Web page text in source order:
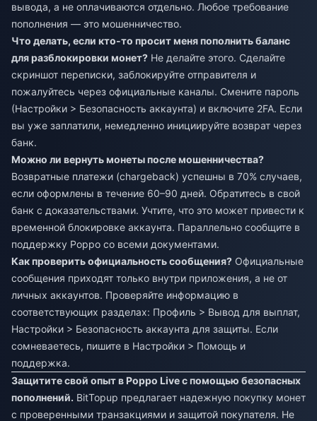
вывода, а не оплачиваются отдельно. Любое требование
пополнения — это мошенничество.
Что делать, если кто-то просит меня пополнить баланс
для разблокировки монет? Не делайте этого. Сделайте
скриншот переписки, заблокируйте отправителя и
пожалуйтесь через официальные каналы. Смените пароль
(Настройки > Безопасность аккаунта) и включите 2FA. Если
вы уже заплатили, немедленно инициируйте возврат через
банк.
Можно ли вернуть монеты после мошенничества?
Возвратные платежи (chargeback) успешны в 70% случаев,
если оформлены в течение 60–90 дней. Обратитесь в свой
банк с доказательствами. Учтите, что это может привести к
временной блокировке аккаунта. Параллельно сообщите в
поддержку Poppo со всеми документами.
Как проверить официальность сообщения? Официальные
сообщения приходят только внутри приложения, а не от
личных аккаунтов. Проверяйте информацию в
соответствующих разделах: Профиль > Вывод для выплат,
Настройки > Безопасность аккаунта для защиты. Если
сомневаетесь, пишите в Настройки > Помощь и
поддержка.
Защитите свой опыт в Poppo Live с помощью безопасных
пополнений. BitTopup предлагает надежную покупку монет
с проверенными транзакциями и защитой покупателя. Не